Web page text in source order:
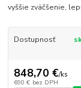
vyššie zväčšenie,
Dostupnosť
848,70 €/ks
690 € bez DPH